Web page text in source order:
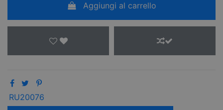
Aggiungi al carrello
RU20076